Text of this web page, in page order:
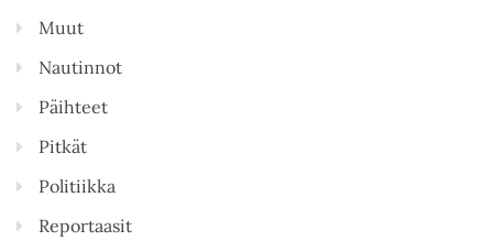
Muut
Nautinnot
Päihteet
Pitkät
Politiikka
Reportaasit